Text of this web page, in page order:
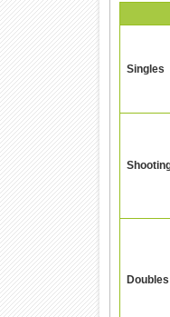
Singles
Doubles